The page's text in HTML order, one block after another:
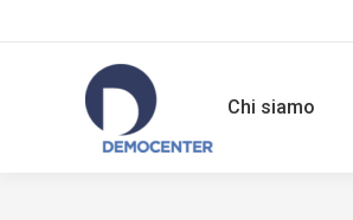
Chi siamo